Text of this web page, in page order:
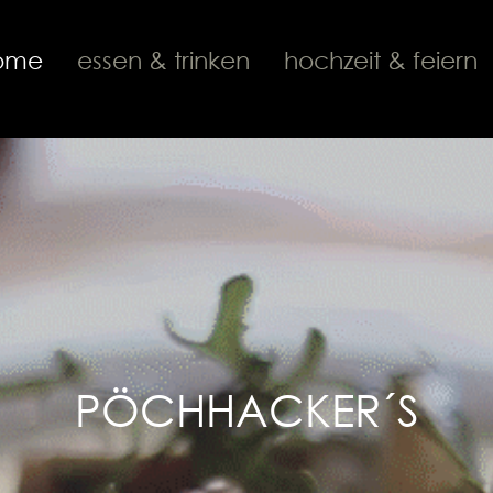
essen & trinken hochzeit & feiern
PÖCHHACKER´S